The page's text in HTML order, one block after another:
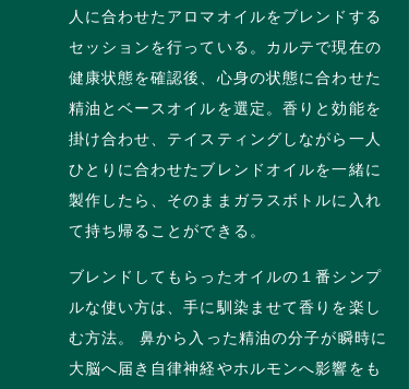
人に合わせたアロマオイルをブレンドする
セッションを行っている。カルテで現在の
健康状態を確認後、心身の状態に合わせた
精油とベースオイルを選定。香りと効能を
掛け合わせ、テイスティングしながら一人
ひとりに合わせたブレンドオイルを一緒に
製作したら、そのままガラスボトルに入れ
て持ち帰ることができる。
ブレンドしてもらったオイルの１番シンプ
ルな使い方は、手に馴染ませて香りを楽し
む方法。 鼻から入った精油の分子が瞬時に
大脳へ届き自律神経やホルモンへ影響をも